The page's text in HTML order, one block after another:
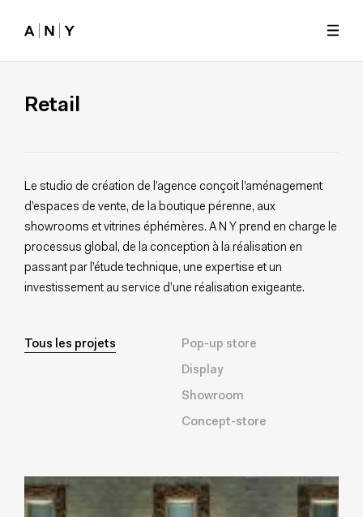
Retail
Le studio de création de l’agence conçoit l’aménagement
d’espaces de vente, de la boutique pérenne, aux
showrooms et vitrines éphémères. A N Y prend en charge le
processus global, de la conception à la réalisation en
passant par l’étude technique, une expertise et un
investissement au service d’une réalisation exigeante.
Tous les projets Pop-up store
Display
Showroom
Concept-store